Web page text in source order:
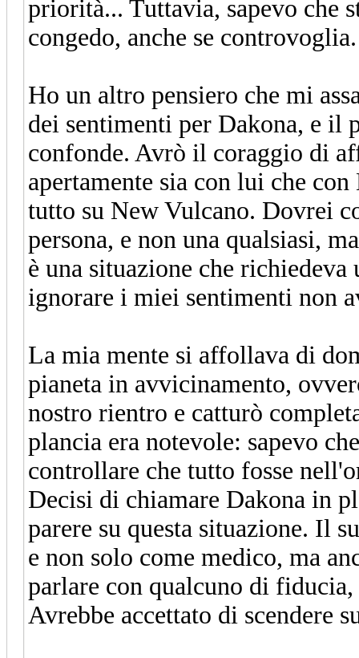
priorità... Tuttavia, sapevo che
congedo, anche se controvoglia.
Ho un altro pensiero che mi
dei sentimenti per Dakona, e il
confonde. Avrò il coraggio di
apertamente sia con lui che
tutto su New Vulcano. Dovrei
persona, e non una qualsiasi,
è una situazione che richiedeva
ignorare i miei sentimenti non
La mia mente si affollava di
pianeta in avvicinamento,
nostro rientro e catturò
plancia era notevole: sapevo
controllare che tutto fosse
Decisi di chiamare Dakona in
parere su questa situazione. Il
e non solo come medico, ma
parlare con qualcuno di
Avrebbe accettato di scendere